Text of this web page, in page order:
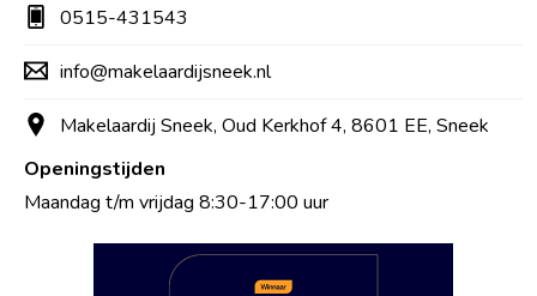
0515-431543
info@makelaardijsneek.nl
Makelaardij Sneek, Oud Kerkhof 4, 8601 EE, Sneek
Openingstijden
Maandag t/m vrijdag 8:30-17:00 uur